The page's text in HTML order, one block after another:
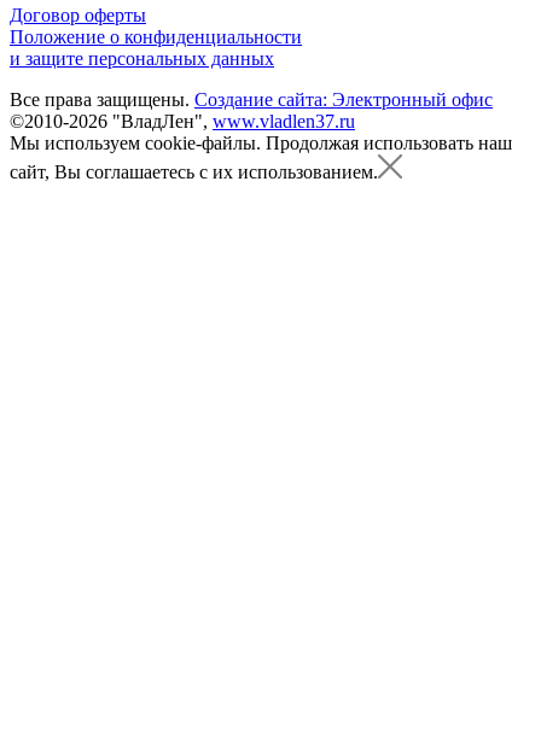
Договор оферты
Положение о конфиденциальности
и защите персональных данных
Все права защищены. Создание сайта: Электронный офис
©2010-2026 "ВладЛен", www.vladlen37.ru
Мы используем cookie-файлы. Продолжая использовать наш
сайт, Вы соглашаетесь с их использованием.